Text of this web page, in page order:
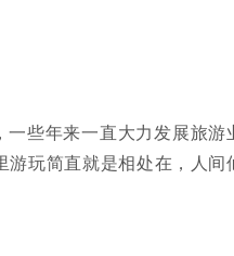
些年来一直大力发展旅游
玩简直就是相处在，人间